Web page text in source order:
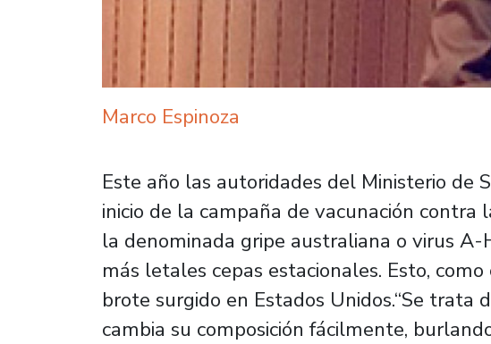
Marco Espinoza
Este año las autoridades del Ministerio de
inicio de la campaña de vacunación contra
la denominada gripe australiana o virus A-
más letales cepas estacionales. Esto,
brote surgido en Estados Unidos.“Se trata
cambia su composición fácilmente,